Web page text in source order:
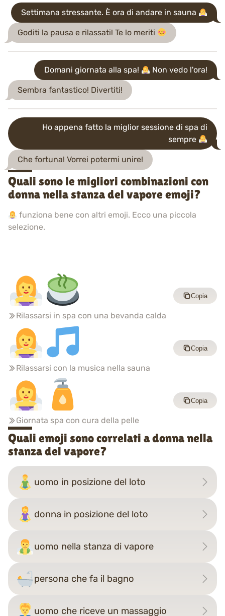
Settimana stressante. È ora di andare in sauna
Goditi la pausa e rilassati! Te lo meriti
Domani giornata alla spa! Non vedo l'ora!
Sembra fantastico! Divertiti!
Ho appena fatto la miglior sessione di spa di
sempre
Che fortuna! Vorrei potermi unire!
Quali sono le migliori combinazioni con
donna nella stanza del vapore emoji?
funziona bene con altri emoji. Ecco una piccola
selezione.
Rilassarsi in spa con una bevanda calda
Copia
Rilassarsi con la musica nella sauna
Copia
Giornata spa con cura della pelle
Copia
Quali emoji sono correlati a donna nella
stanza del vapore?
uomo in posizione del loto
donna in posizione del loto
uomo nella stanza di vapore
persona che fa il bagno
uomo che riceve un massaggio